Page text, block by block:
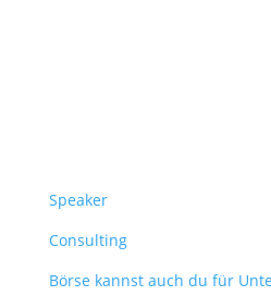
Speaker
Consulting
Börse kannst auch du für